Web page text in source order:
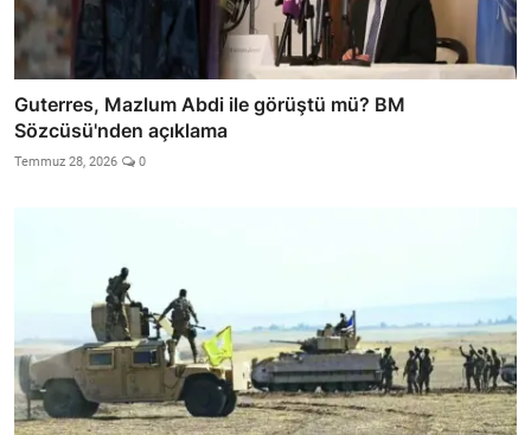
Guterres, Mazlum Abdi ile görüştü mü? BM
Sözcüsü'nden açıklama
Temmuz 28, 2026 0